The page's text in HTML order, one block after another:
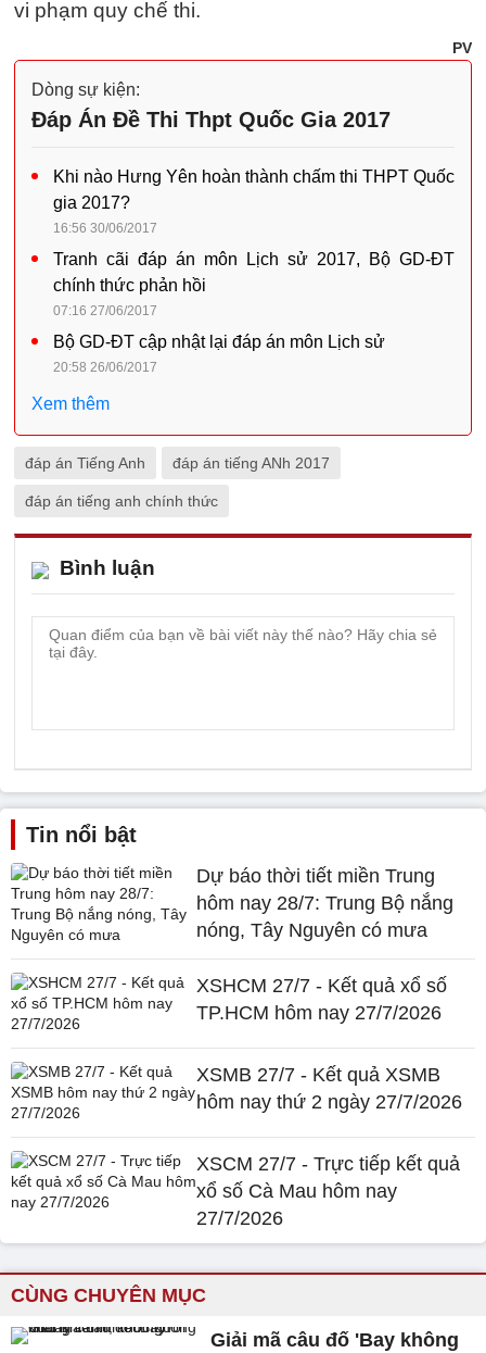
vi phạm quy chế thi.
PV
Dòng sự kiện:
Đáp Án Đề Thi Thpt Quốc Gia 2017
Khi nào Hưng Yên hoàn thành chấm thi THPT Quốc
gia 2017?
16:56 30/06/2017
Tranh cãi đáp án môn Lịch sử 2017, Bộ GD-ĐT
chính thức phản hồi
07:16 27/06/2017
Bộ GD-ĐT cập nhật lại đáp án môn Lịch sử
20:58 26/06/2017
Xem thêm
đáp án Tiếng Anh đáp án tiếng ANh 2017
đáp án tiếng anh chính thức
Bình luận
Tin nổi bật
Dự báo thời tiết miền Trung
hôm nay 28/7: Trung Bộ nắng
nóng, Tây Nguyên có mưa
XSHCM 27/7 - Kết quả xổ số
TP.HCM hôm nay 27/7/2026
XSMB 27/7 - Kết quả XSMB
hôm nay thứ 2 ngày 27/7/2026
XSCM 27/7 - Trực tiếp kết quả
xổ số Cà Mau hôm nay
27/7/2026
CÙNG CHUYÊN MỤC
Giải mã câu đố 'Bay không